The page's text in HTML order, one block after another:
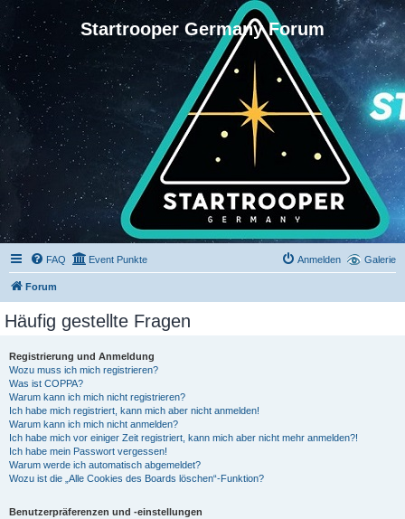
Startrooper Germany Forum
Galerie
FAQ Event Punkte Anmelden
Forum
Häufig gestellte Fragen
Registrierung und Anmeldung
Wozu muss ich mich registrieren?
Was ist COPPA?
Warum kann ich mich nicht registrieren?
Ich habe mich registriert, kann mich aber nicht anmelden!
Warum kann ich mich nicht anmelden?
Ich habe mich vor einiger Zeit registriert, kann mich aber nicht mehr anmelden?!
Ich habe mein Passwort vergessen!
Warum werde ich automatisch abgemeldet?
Wozu ist die „Alle Cookies des Boards löschen“-Funktion?
Benutzerpräferenzen und -einstellungen